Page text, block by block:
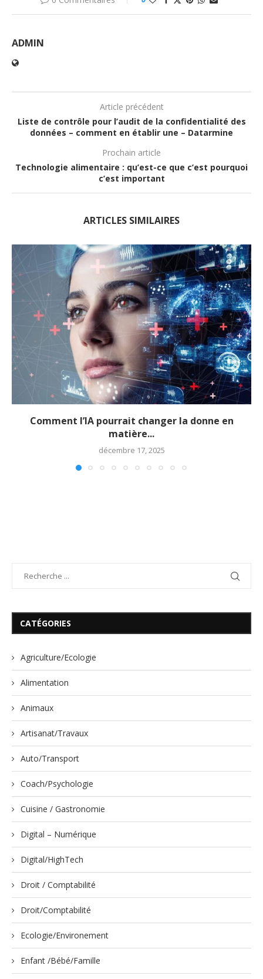
ADMIN
Article précédent
Liste de contrôle pour l’audit de la confidentialité des
données – comment en établir une – Datarmine
Prochain article
Technologie alimentaire : qu’est-ce que c’est pourquoi
c’est important
ARTICLES SIMILAIRES
Comment l’IA pourrait changer la donne en
matière...
décembre 17, 2025
CATÉGORIES
Agriculture/Ecologie
Alimentation
Animaux
Artisanat/Travaux
Auto/Transport
Coach/Psychologie
Cuisine / Gastronomie
Digital – Numérique
Digital/HighTech
Droit / Comptabilité
Droit/Comptabilité
Ecologie/Environement
Enfant /Bébé/Famille